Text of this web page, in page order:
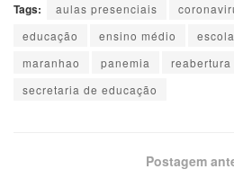
Tags: aulas presenciais
educação
ensino médio
maranhao
panemia reabertura
secretaria de educação
Postagem